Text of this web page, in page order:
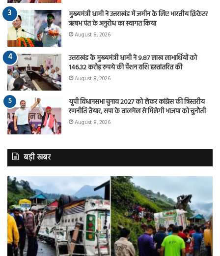
मुख्यमंत्री धामी ने उत्तराखंड में जमीन के लिए भारतीय क्रिकेटर
ऋषभ पंत के अनुरोध का स्वागत किया
August 8, 2026
उत्तराखंड के मुख्यमंत्री धामी ने 9.87 लाख लाभार्थियों को
146.32 करोड़ रुपये की पेंशन राशि हस्तांतरित की
August 8, 2026
यूपी विधानसभा चुनाव 2027 को लेकर कांग्रेस की त्रिस्तरीय
रणनीति तैयार, सपा के तालमेल से मिलेगी भाजपा को चुनौती
August 8, 2026
बड़ी खबर